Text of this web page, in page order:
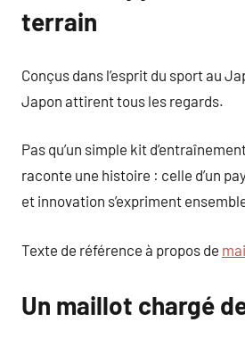
terrain
Conçus dans l’esprit du sport au
Japon attirent tous les regards.
Pas qu’un simple kit
raconte une histoire : celle d’un
et innovation s’expriment
Texte de référence à propos de
Un maillot chargé